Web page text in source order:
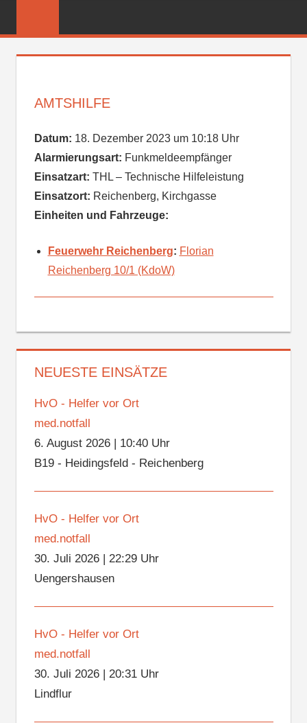
FEUERWEHR
AMTSHILFE
Datum: 18. Dezember 2023 um 10:18 Uhr
Alarmierungsart: Funkmeldeempfänger
Einsatzart: THL – Technische Hilfeleistung
Einsatzort: Reichenberg, Kirchgasse
Einheiten und Fahrzeuge:
Feuerwehr Reichenberg: Florian
Reichenberg 10/1 (KdoW)
NEUESTE EINSÄTZE
HvO - Helfer vor Ort
med.notfall
6. August 2026| 10:40 Uhr
B19 - Heidingsfeld - Reichenberg
HvO - Helfer vor Ort
med.notfall
30. Juli 2026| 22:29 Uhr
Uengershausen
HvO - Helfer vor Ort
med.notfall
30. Juli 2026| 20:31 Uhr
Lindflur